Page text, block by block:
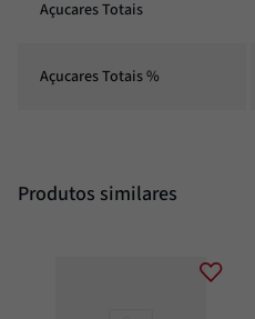
Açucares Totais
Açucares Totais %
Produtos similares